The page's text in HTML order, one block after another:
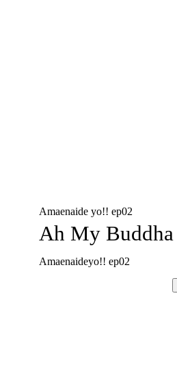
Amaenaide yo!! ep02
Ah My Buddha
Amaenaideyo!! ep02